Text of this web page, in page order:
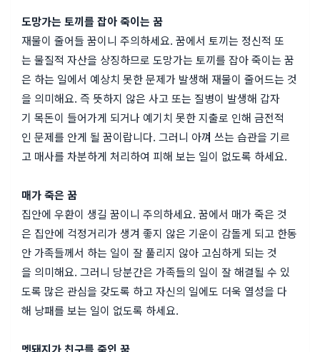
도망가는 토끼를 잡아 죽이는 꿈
재물이 줄어들 꿈이니 주의하세요. 꿈에서 토끼는 정신적 또
는 물질적 자산을 상징하므로 도망가는 토끼를 잡아 죽이는 꿈
은 하는 일에서 예상치 못한 문제가 발생해 재물이 줄어드는 것
을 의미해요. 즉 뜻하지 않은 사고 또는 질병이 발생해 갑자
기 목돈이 들어가게 되거나 예기치 못한 지출로 인해 금전적
인 문제를 안게 될 꿈이랍니다. 그러니 아껴 쓰는 습관을 기르
고 매사를 차분하게 처리하여 피해 보는 일이 없도록 하세요.
매가 죽은 꿈
집안에 우환이 생길 꿈이니 주의하세요. 꿈에서 매가 죽은 것
은 집안에 걱정거리가 생겨 좋지 않은 기운이 감돌게 되고 한동
안 가족들께서 하는 일이 잘 풀리지 않아 고심하게 되는 것
을 의미해요. 그러니 당분간은 가족들의 일이 잘 해결될 수 있
도록 많은 관심을 갖도록 하고 자신의 일에도 더욱 열성을 다
해 낭패를 보는 일이 없도록 하세요.
멧돼지가 친구를 죽인 꿈